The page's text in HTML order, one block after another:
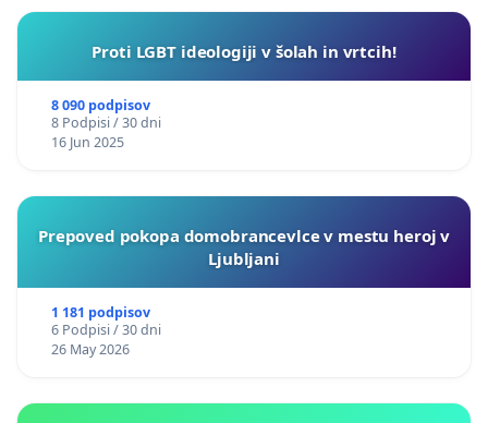
Proti LGBT ideologiji v šolah in vrtcih!
8 090 podpisov
8 Podpisi / 30 dni
16 Jun 2025
Prepoved pokopa domobrancevlce v mestu heroj v
Ljubljani
1 181 podpisov
6 Podpisi / 30 dni
26 May 2026